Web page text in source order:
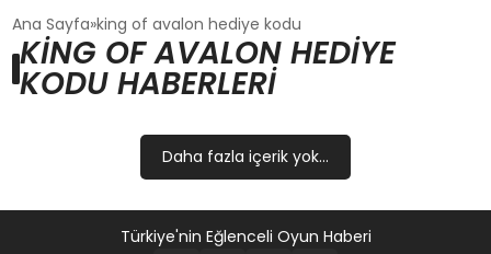
GÜNCEL
OYUN HABERLERI
EĞITIM
Ana Sayfa king of avalon hediye kodu
KING OF AVALON HEDIYE
KODU HABERLERI
Daha fazla içerik yok...
Türkiye'nin Eğlenceli Oyun Haberi